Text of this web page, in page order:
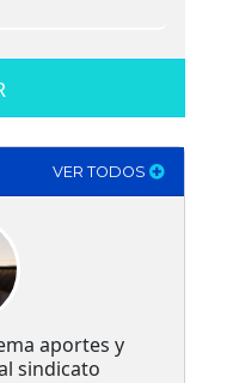
VER TODOS
aportes y
sindicato